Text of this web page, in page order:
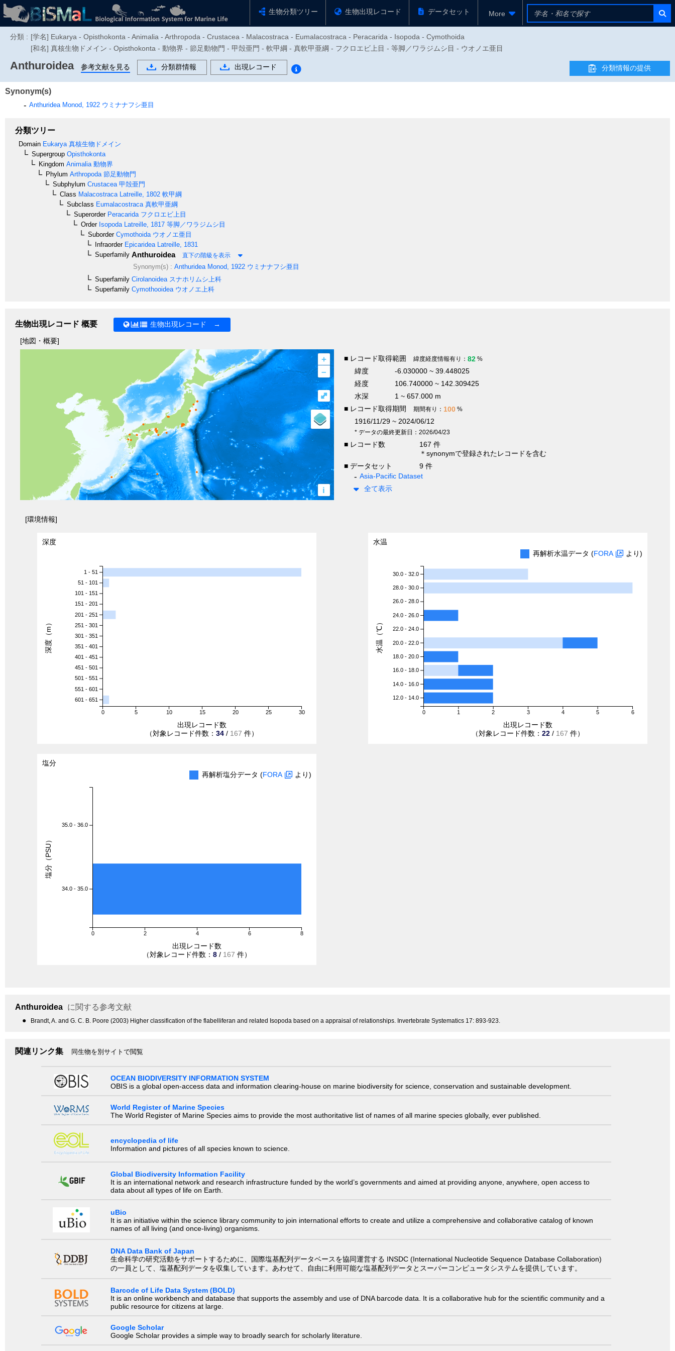
生物分類ツリー 生物出現レコード データセット More
分類 : [学名] Eukarya - Opisthokonta - Animalia - Arthropoda - Crustacea - Malacostraca - Eumalacostraca - Peracarida - Isopoda - Cymothoida
[和名] 真核生物ドメイン - Opisthokonta - 動物界 - 節足動物門 - 甲殻亜門 - 軟甲綱 - 真軟甲亜綱 - フクロエビ上目 - 等脚／ワラジムシ目 - ウオノエ亜目
Anthuroidea 参考文献を見る 分類群情報 出現レコード 分類情報の提供
Synonym(s)
Anthuridea Monod, 1922 ウミナナフシ亜目
分類ツリー
Domain Eukarya 真核生物ドメイン
Supergroup Opisthokonta
Kingdom Animalia 動物界
Phylum Arthropoda 節足動物門
Subphylum Crustacea 甲殻亜門
Class Malacostraca Latreille, 1802 軟甲綱
Subclass Eumalacostraca 真軟甲亜綱
SuperorderPeracarida フクロエビ上目
OrderIsopoda Latreille, 1817 等脚／ワラジムシ目
SuborderCymothoida ウオノエ亜目
InfraorderEpicaridea Latreille, 1831
Superfamily Anthuroidea 直下の階級を表示
Synonym(s) : AnthurideaMonod, 1922ウミナナフシ亜目
Superfamily Cirolanoidea スナホリムシ上科
Superfamily Cymothooidea ウオノエ上科
生物出現レコード 概要 生物出現レコード →
[地図・概要]
+
–
i
⤢
■ レコード取得範囲 緯度経度情報有り： 82 %
緯度
-6.030000 ~ 39.448025
経度
106.740000 ~ 142.309425
水深
1 ~ 657.000 m
■ レコード取得期間
期間有り： 100 %
1916/11/29 ~ 2024/06/12
* データの最終更新日：2026/04/23
■ レコード数
167 件
＊synonymで登録されたレコードを含む
■ データセット
9 件
Asia-Pacific Dataset
全て表示
[環境情報]
深度
0 5 10 15 20 25 30
1 - 51
51 - 101
101 - 151
151 - 201
201 - 251
251 - 301
301 - 351
351 - 401
401 - 451
451 - 501
501 - 551
551 - 601
601 - 651
出現レコード数
（対象レコード件数： 34 / 167 件）
深度（m）
水温
再解析水温データ (FORA より)
0 1 2 3 4 5 6
30.0 - 32.0
28.0 - 30.0
26.0 - 28.0
24.0 - 26.0
22.0 - 24.0
20.0 - 22.0
18.0 - 20.0
16.0 - 18.0
14.0 - 16.0
12.0 - 14.0
出現レコード数
（対象レコード件数：22 / 167 件）
水温（℃）
塩分
再解析塩分データ (FORA より)
0 2 4 6 8
35.0 - 36.0
34.0 - 35.0
出現レコード数
（対象レコード件数： 8 / 167 件）
塩分（PSU）
Anthuroidea に関する参考文献
● Brandt, A. and G. C. B. Poore (2003) Higher classification of the flabelliferan and related Isopoda based on a appraisal of relationships. Invertebrate Systematics 17: 893-923.
関連リンク集 同生物を別サイトで閲覧
OCEAN BIODIVERSITY INFORMATION SYSTEM
OBIS is a global open-access data and information clearing-house on marine biodiversity for science, conservation and sustainable development.
World Register of Marine Species
The World Register of Marine Species aims to provide the most authoritative list of names of all marine species globally, ever published.
encyclopedia of life
Information and pictures of all species known to science.
Global Biodiversity Information Facility
It is an international network and research infrastructure funded by the world’s governments and aimed at providing anyone, anywhere, open access to
data about all types of life on Earth.
uBio
It is an initiative within the science library community to join international efforts to create and utilize a comprehensive and collaborative catalog of known
names of all living (and once-living) organisms.
DNA Data Bank of Japan
生命科学の研究活動をサポートするために、国際塩基配列データベースを協同運営する INSDC (International Nucleotide Sequence Database Collaboration)
の一員として、塩基配列データを収集しています。あわせて、自由に利用可能な塩基配列データとスーパーコンピュータシステムを提供しています。
Barcode of Life Data System (BOLD)
It is an online workbench and database that supports the assembly and use of DNA barcode data. It is a collaborative hub for the scientific community and a
public resource for citizens at large.
Google Scholar
Google Scholar provides a simple way to broadly search for scholarly literature.